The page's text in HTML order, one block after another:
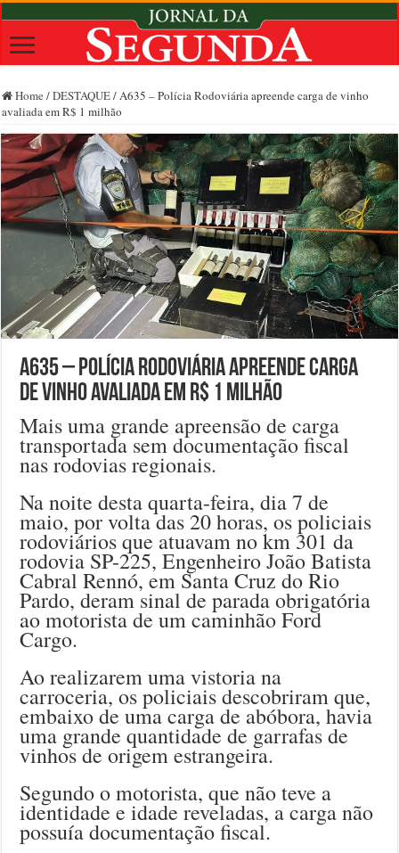
Home /DESTAQUE/A635 – Polícia Rodoviária apreende carga de vinho
avaliada em R$ 1 milhão
A635 – Polícia Rodoviária apreende carga
de vinho avaliada em R$ 1 milhão
Mais uma grande apreensão de carga
transportada sem documentação fiscal
nas rodovias regionais.
Na noite desta quarta-feira, dia 7 de
maio, por volta das 20 horas, os policiais
rodoviários que atuavam no km 301 da
rodovia SP-225, Engenheiro João Batista
Cabral Rennó, em Santa Cruz do Rio
Pardo, deram sinal de parada obrigatória
ao motorista de um caminhão Ford
Cargo.
Ao realizarem uma vistoria na
carroceria, os policiais descobriram que,
embaixo de uma carga de abóbora, havia
uma grande quantidade de garrafas de
vinhos de origem estrangeira.
Segundo o motorista, que não teve a
identidade e idade reveladas, a carga não
possuía documentação fiscal.